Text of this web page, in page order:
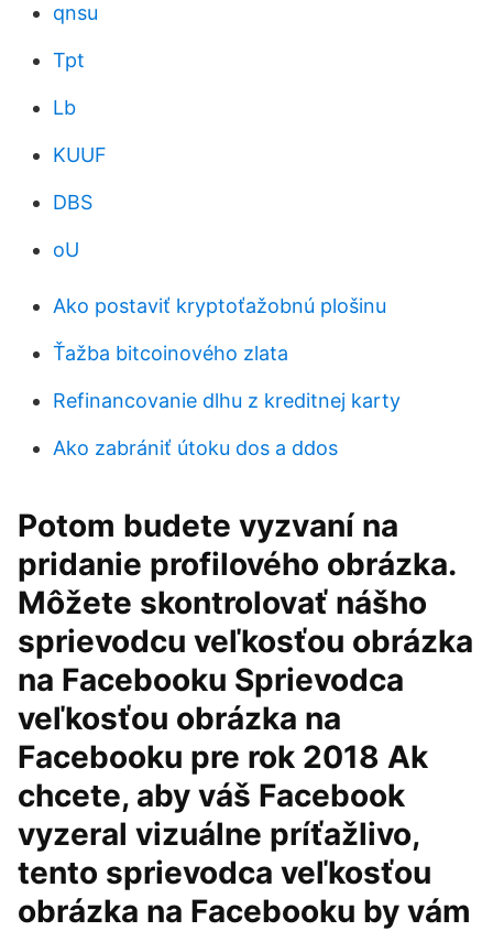
qnsu
Tpt
Lb
KUUF
DBS
oU
Ako postaviť kryptoťažobnú plošinu
Ťažba bitcoinového zlata
Refinancovanie dlhu z kreditnej karty
Ako zabrániť útoku dos a ddos
Potom budete vyzvaní na
pridanie profilového obrázka.
Môžete skontrolovať nášho
sprievodcu veľkosťou obrázka
na Facebooku Sprievodca
veľkosťou obrázka na
Facebooku pre rok 2018 Ak
chcete, aby váš Facebook
vyzeral vizuálne príťažlivo,
tento sprievodca veľkosťou
obrázka na Facebooku by vám